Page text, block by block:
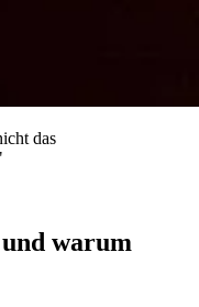
das
warum